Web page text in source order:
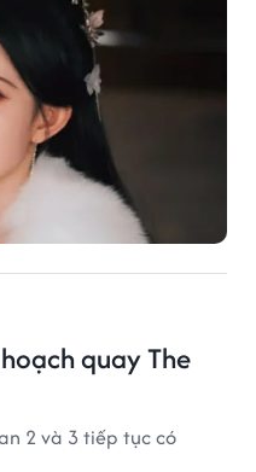
quay The
2 và 3 tiếp tục có